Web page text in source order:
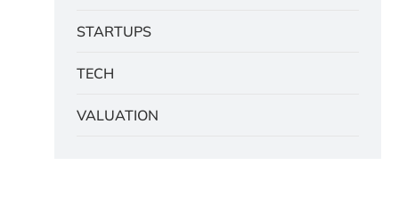
STARTUPS
TECH
VALUATION